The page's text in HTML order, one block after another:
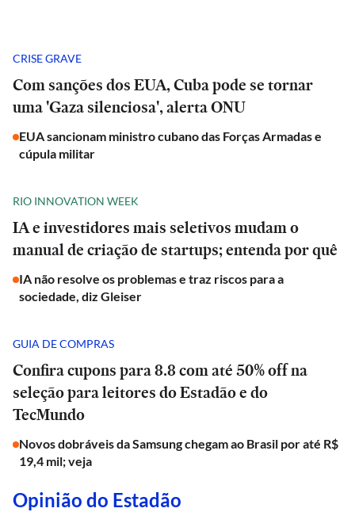
CRISE GRAVE
Com sanções dos EUA, Cuba pode se tornar
uma 'Gaza silenciosa', alerta ONU
EUA sancionam ministro cubano das Forças Armadas e
cúpula militar
RIO INNOVATION WEEK
IA e investidores mais seletivos mudam o
manual de criação de startups; entenda por quê
IA não resolve os problemas e traz riscos para a
sociedade, diz Gleiser
GUIA DE COMPRAS
Confira cupons para 8.8 com até 50% off na
seleção para leitores do Estadão e do
TecMundo
Novos dobráveis da Samsung chegam ao Brasil por até R$
19,4 mil; veja
Opinião do Estadão